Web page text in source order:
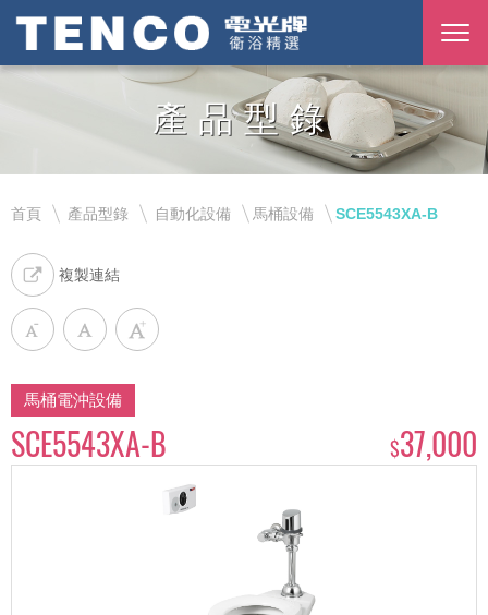
產品型錄
首頁 產品型錄 自動化設備 馬桶設備 SCE5543XA-B
複製連結
馬桶電沖設備
SCE5543XA-B $37,000